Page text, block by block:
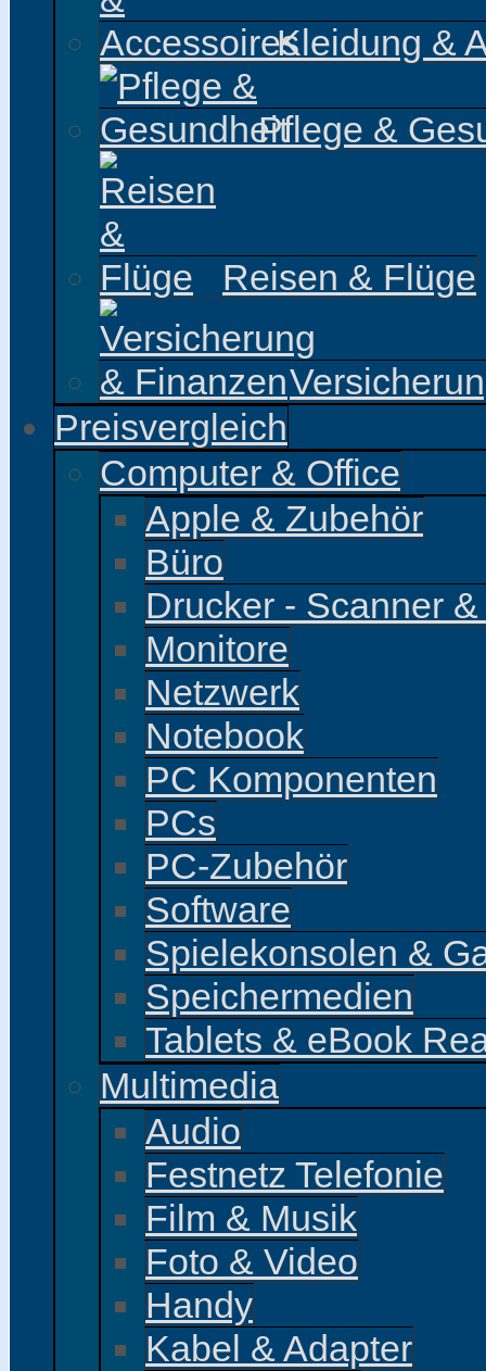
Kleidung &
Pflege &
Reisen & Flüge
Preisvergleich
Computer & Office
Apple & Zubehör
Büro
Drucker - Scanner
Monitore
Netzwerk
Notebook
PC Komponenten
PCs
PC-Zubehör
Software
Spielekonsolen &
Speichermedien
Tablets & eBook
Multimedia
Audio
Festnetz Telefonie
Film & Musik
Foto & Video
Handy
Kabel & Adapter